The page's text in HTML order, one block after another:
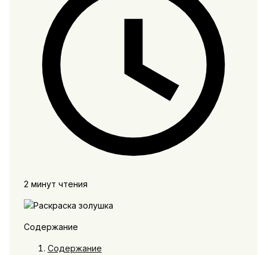
2 минут чтения
Содержание
Содержание